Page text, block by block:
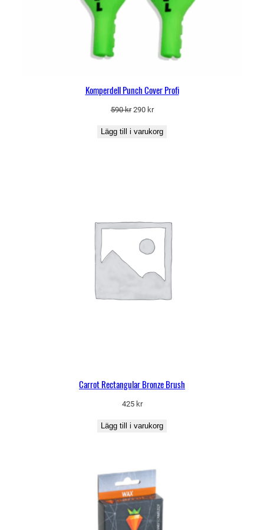
Komperdell Punch Cover Profi
590kr Det
priset
290 krDet
priset
Lägg till i varukorg
Carrot Rectangular Bronze Brush
425 kr
Lägg till i varukorg